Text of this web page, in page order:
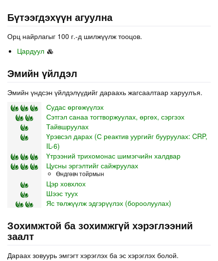
Бүтээгдэхүүн агуулна
Орц найрлагыг 100 г.-д шилжүүлж тооцов.
Цардуул
Эмийн үйлдэл
Эмийн үндсэн үйлдэлүүдийг дараахь жагсаалтаар харуулъя.
Судас өргөжүүлэх
Сэтгэл санаа тогтворжуулах, өргөх, сэргээх
Тайвшруулах
Үрэвсэл дарах (С реактив уургийг бууруулах: CRP,
IL-6)
Үтрээний трихомонас шимэгчийн халдвар
Цусны эргэлтийг сайжруулах
Өндгөвч тойрмын
Цэр ховхлох
Шээс туух
Яс төлжүүлж эдгэрүүлэх (бороолуулах)
Зохимжтой ба зохимжгүй хэрэглээний
заалт
Дараах зовуурь эмгэгт хэрэглэх ба эс хэрэглэх болой.